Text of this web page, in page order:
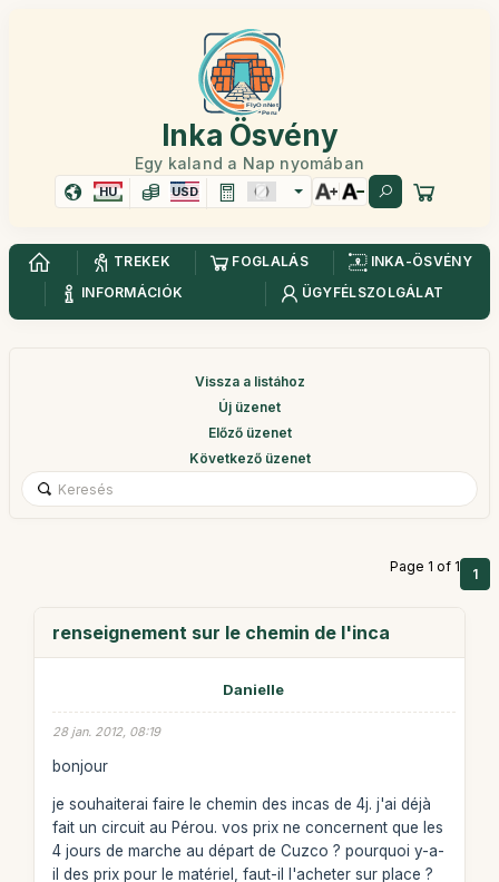
Inka Ösvény
Egy kaland a Nap nyomában
HU USD
TREKEK FOGLALÁS
INKA-ÖSVÉNY
INFORMÁCIÓK
ÜGYFÉLSZOLGÁLAT
Vissza a listához
Új üzenet
Előző üzenet
Következő üzenet
Page 1 of 1 1
renseignement sur le chemin de l'inca
Danielle
28 jan. 2012, 08:19
bonjour
je souhaiterai faire le chemin des incas de 4j. j'ai déjà
fait un circuit au Pérou. vos prix ne concernent que les
4 jours de marche au départ de Cuzco ? pourquoi y-a-
il des prix pour le matériel, faut-il l'acheter sur place ?